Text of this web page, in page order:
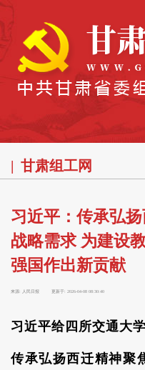
甘肃组工网
习近平：传承弘
战略需求 为建设
强国作出新贡献
来源: 人民日报 更新于: 2026-04-08 08:30:40
习近平给四所交通大
传承弘扬西迁精神聚